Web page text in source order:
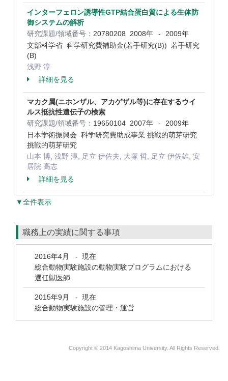
インターフェロン誘導性GTP結合蛋白質による生体防
御システムの解析
研究課題/領域番号： 20780208 2008年 -
2009年
文部科学省 科学研究費補助金(若手研究(B)) 若手研究
(B)
浅野 淳
詳細を見る
マカク属(ニホンザル、アカゲザル等)に存在するウイ
ルス抵抗性遺伝子の検索
研究課題/領域番号： 19650104 2007年 -
2009年
日本学術振興会 科学研究費助成事業 挑戦的萌芽研究
挑戦的萌芽研究
山本 博, 浅野 淳, 足立 伊佐夫, 大塚 哲, 足立 伊佐雄, 安
居院 高志
詳細を見る
▼全件表示
職務上の実績に関する事項
2016年4月 - 現在
総合動物実験施設の動物実験プログラムにおける
選任獣医師
2015年9月 - 現在
総合動物実験施設の管理・運営
Copyright © 2014 Kagoshima University. All Rights Reserved.